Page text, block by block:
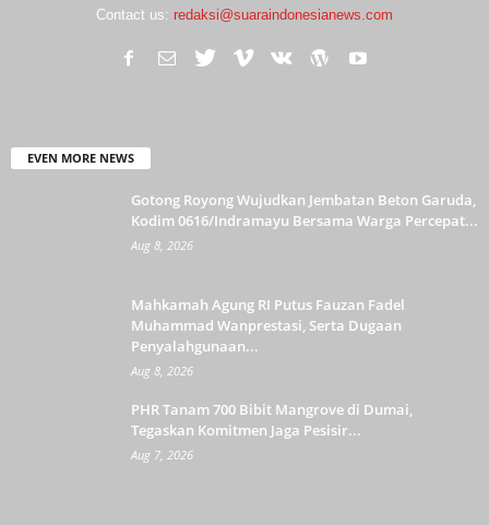
Contact us: redaksi@suaraindonesianews.com
EVEN MORE NEWS
Gotong Royong Wujudkan Jembatan Beton Garuda,
Kodim 0616/Indramayu Bersama Warga Percepat...
Aug 8, 2026
Mahkamah Agung RI Putus Fauzan Fadel
Muhammad Wanprestasi, Serta Dugaan
Penyalahgunaan...
Aug 8, 2026
PHR Tanam 700 Bibit Mangrove di Dumai,
Tegaskan Komitmen Jaga Pesisir...
Aug 7, 2026